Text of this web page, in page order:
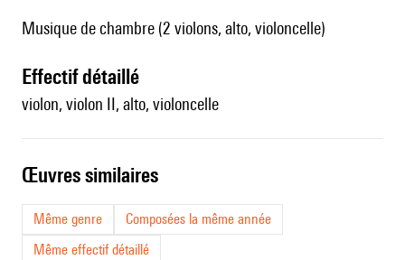
Musique de chambre (2 violons, alto, violoncelle)
effectif détaillé
violon, violon II, alto, violoncelle
œuvres similaires
Même genre
Composées la même année
Même effectif détaillé